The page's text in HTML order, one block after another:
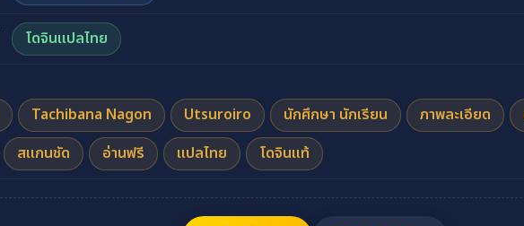
โดจินแปลไทย
Tachibana Nagon Utsuroiro นักศึกษา นักเรียน ภาพละเอียด
สแกนชัด อ่านฟรี แปลไทย โดจินแท้